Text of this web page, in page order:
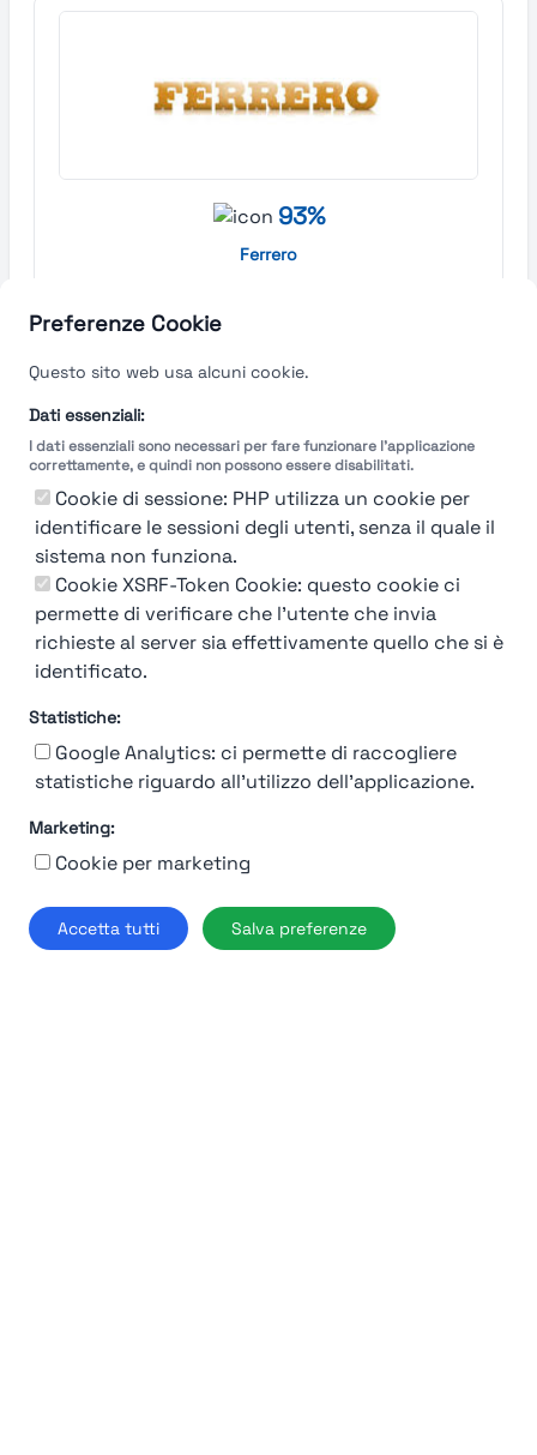
Preferenze Cookie
Questo sito web usa alcuni cookie.
Dati essenziali:
I dati essenziali sono necessari per fare funzionare l'applicazione
correttamente, e quindi non possono essere disabilitati.
Cookie di sessione: PHP utilizza un cookie per
identificare le sessioni degli utenti, senza il quale il
sistema non funziona.
Cookie XSRF-Token Cookie: questo cookie ci
permette di verificare che l'utente che invia
richieste al server sia effettivamente quello che si è
identificato.
Statistiche:
Google Analytics: ci permette di raccogliere
statistiche riguardo all'utilizzo dell'applicazione.
Marketing:
Cookie per marketing
Accetta tutti Salva preferenze
93%
Ferrero
Moncler